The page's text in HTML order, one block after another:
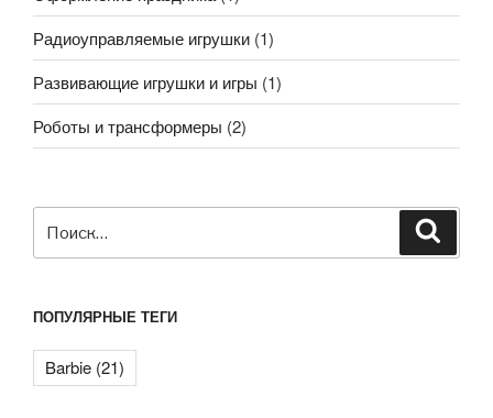
Радиоуправляемые игрушки (1)
Развивающие игрушки и игры (1)
Роботы и трансформеры (2)
ПОПУЛЯРНЫЕ ТЕГИ
Barbie (21)